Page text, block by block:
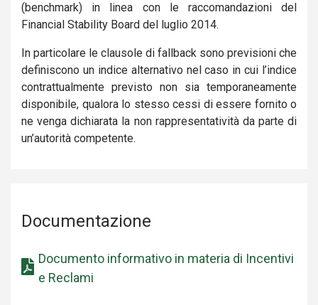
(benchmark) in linea con le raccomandazioni del
Financial Stability Board del luglio 2014.
In particolare le clausole di fallback sono previsioni che
definiscono un indice alternativo nel caso in cui l’indice
contrattualmente previsto non sia temporaneamente
disponibile, qualora lo stesso cessi di essere fornito o
ne venga dichiarata la non rappresentatività da parte di
un’autorità competente.
Documentazione
Documento informativo in materia di Incentivi
e Reclami